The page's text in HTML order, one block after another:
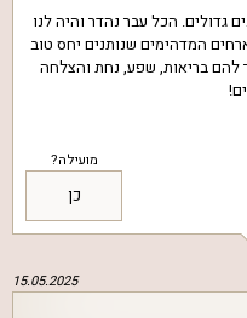
גדולים. הכל עבר נהדר והיה לנו
ציון של 10 פלוס למארחים המדהימים שנותנים יחס טוב
להם בריאות, שפע, נחת והצלחה
מועילה?
כן
15.05.2025